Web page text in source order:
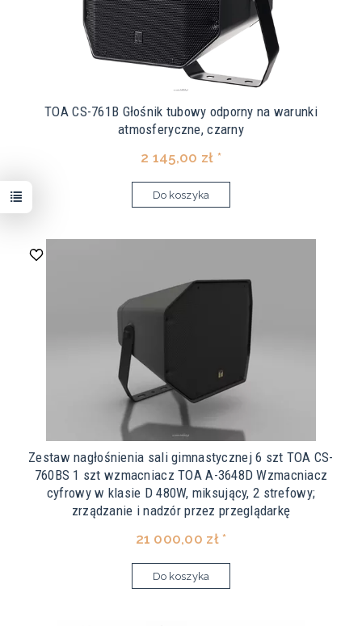
TOA CS-761B Głośnik tubowy odporny na warunki
atmosferyczne, czarny
2 145,00 zł *
Do koszyka
Zestaw nagłośnienia sali gimnastycznej 6 szt TOA CS-
760BS 1 szt wzmacniacz TOA A-3648D Wzmacniacz
cyfrowy w klasie D 480W, miksujący, 2 strefowy;
zrządzanie i nadzór przez przeglądarkę
21 000,00 zł *
Do koszyka